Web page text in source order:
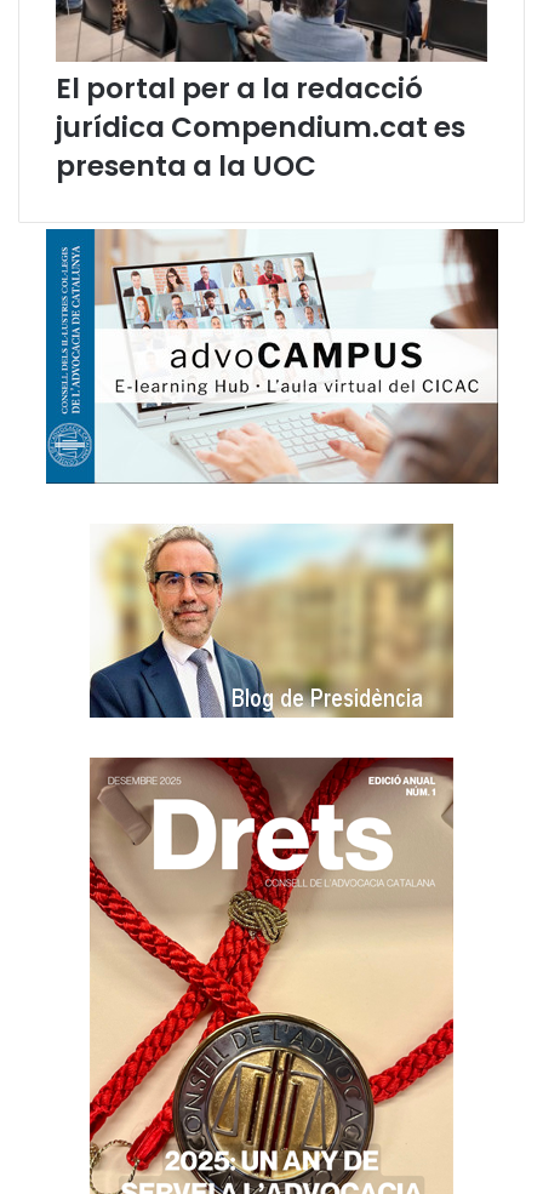
N
a
c
n
s
d
e
s
l
n
g
a
(
e
2
0
1
9
)
El portal per a la redacció
jurídica Compendium.cat es
presenta a la UOC